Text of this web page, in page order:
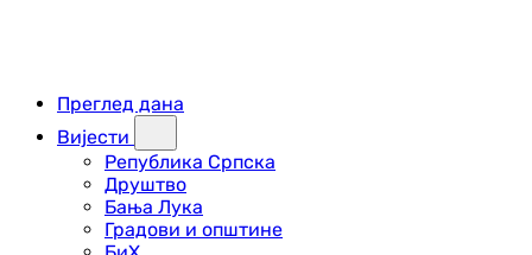
Преглед дана
Вијести
Република Српска
Друштво
Бања Лука
Градови и општине